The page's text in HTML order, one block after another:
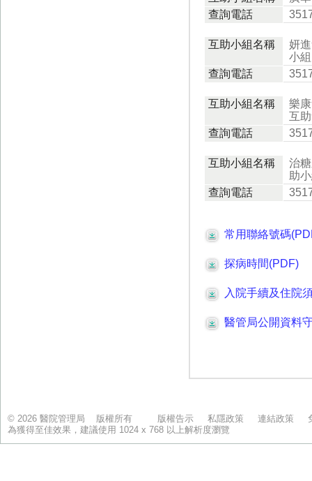
© 2026 醫院管理局 版權所有 版權告示 私隱政策 連結政策
為獲得至佳效果，建議使用 1024 x 768 以上解析度瀏覽